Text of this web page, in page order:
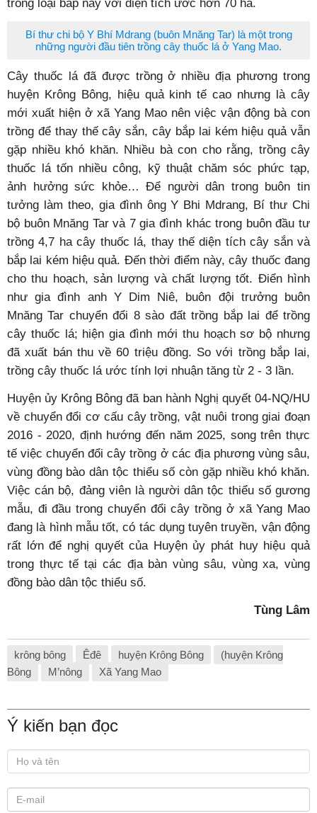
trồng loại bắp này với diện tích ước hơn 70 ha.
Bí thư chi bộ Y Bhí Mdrang (buôn Mnăng Tar) là một trong
những người đầu tiên trồng cây thuốc lá ở Yang Mao.
Cây thuốc lá đã được trồng ở nhiều địa phương trong
huyện Krông Bông, hiệu quả kinh tế cao nhưng là cây
mới xuất hiện ở xã Yang Mao nên việc vận động bà con
trồng để thay thế cây sắn, cây bắp lai kém hiệu quả vẫn
gặp nhiều khó khăn. Nhiều bà con cho rằng, trồng cây
thuốc lá tốn nhiều công, kỹ thuật chăm sóc phức tạp,
ảnh hưởng sức khỏe… Để người dân trong buôn tin
tưởng làm theo, gia đình ông Y Bhi Mdrang, Bí thư Chi
bộ buôn Mnăng Tar và 7 gia đình khác trong buôn đầu tư
trồng 4,7 ha cây thuốc lá, thay thế diện tích cây sắn và
bắp lai kém hiệu quả. Đến thời điểm này, cây thuốc đang
cho thu hoạch, sản lượng và chất lượng tốt. Điển hình
như gia đình anh Y Dim Niê, buôn đội trưởng buôn
Mnăng Tar chuyển đổi 8 sào đất trồng bắp lai để trồng
cây thuốc lá; hiện gia đình mới thu hoạch sơ bộ nhưng
đã xuất bán thu về 60 triệu đồng. So với trồng bắp lai,
trồng cây thuốc lá ước tính lợi nhuận tăng từ 2 - 3 lần.
Huyện ủy Krông Bông đã ban hành Nghị quyết 04-NQ/HU
về chuyển đổi cơ cấu cây trồng, vật nuôi trong giai đoạn
2016 - 2020, định hướng đến năm 2025, song trên thực
tế việc chuyển đổi cây trồng ở các địa phương vùng sâu,
vùng đồng bào dân tộc thiểu số còn gặp nhiều khó khăn.
Việc cán bộ, đảng viên là người dân tộc thiểu số gương
mẫu, đi đầu trong chuyển đổi cây trồng ở xã Yang Mao
đang là hình mẫu tốt, có tác dụng tuyên truyền, vận động
rất lớn để nghị quyết của Huyện ủy phát huy hiệu quả
trong thực tế tại các địa bàn vùng sâu, vùng xa, vùng
đồng bào dân tộc thiểu số.
Tùng Lâm
krông bông Êđê huyện Krông Bông
(huyện Krông
Bông
M’nông Xã Yang Mao
Ý kiến bạn đọc